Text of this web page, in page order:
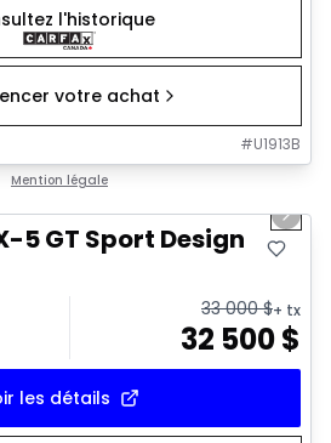
l'historique
votre achat
#U1913B
Mention légale
Next
5 GT Sport Design
33 000$+ tx
32 500$
les détails